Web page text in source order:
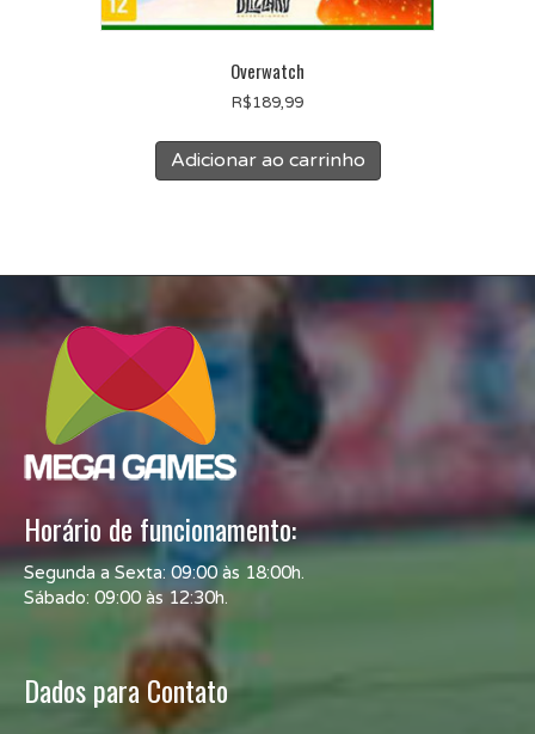
Overwatch
R$189,99
Adicionar ao carrinho
Horário de funcionamento:
Segunda a Sexta: 09:00 às 18:00h.
Sábado: 09:00 às 12:30h.
Dados para Contato